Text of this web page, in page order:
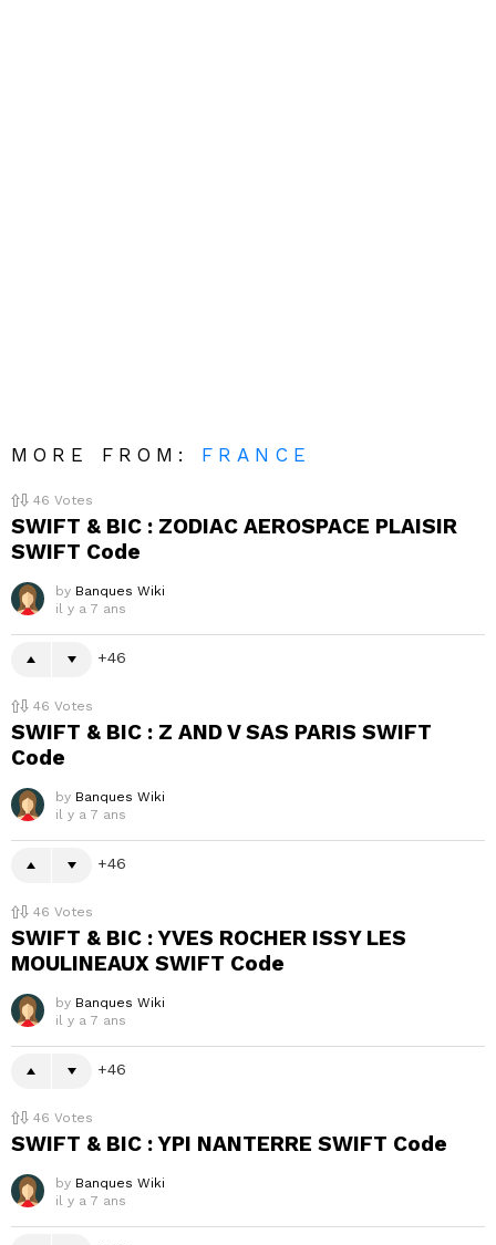
MORE FROM: FRANCE
46 Votes
SWIFT & BIC : ZODIAC AEROSPACE PLAISIR
SWIFT Code
by Banques Wiki
il y a 7 ans
46
46 Votes
SWIFT & BIC : Z AND V SAS PARIS SWIFT
Code
by Banques Wiki
il y a 7 ans
46
46 Votes
SWIFT & BIC : YVES ROCHER ISSY LES
MOULINEAUX SWIFT Code
by Banques Wiki
il y a 7 ans
46
46 Votes
SWIFT & BIC : YPI NANTERRE SWIFT Code
by Banques Wiki
il y a 7 ans